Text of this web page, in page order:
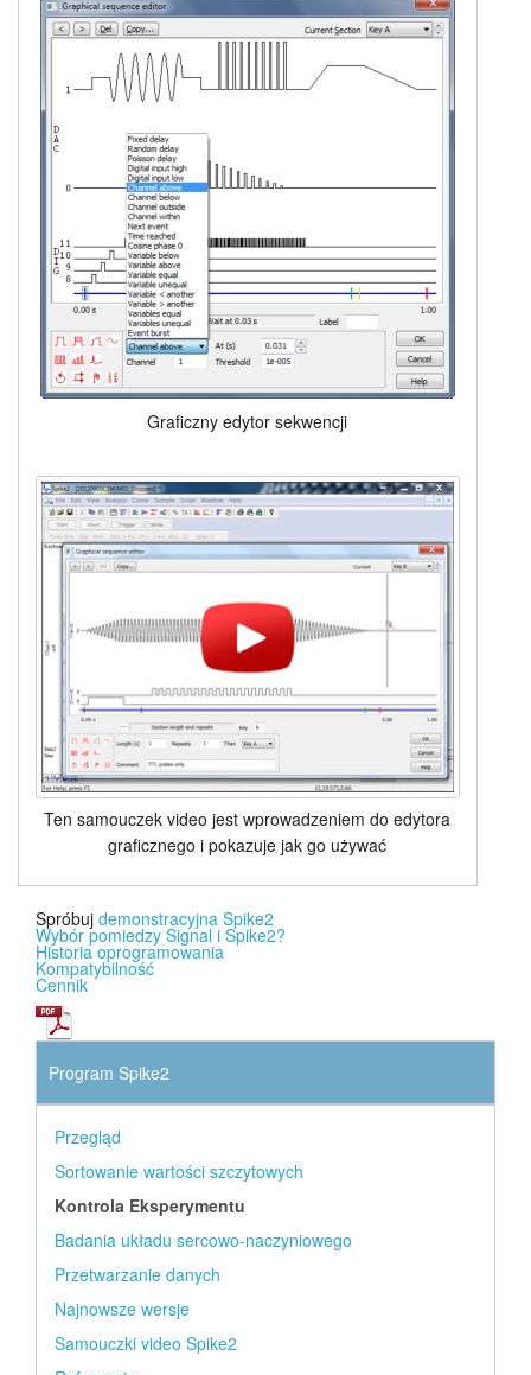
Graficzny edytor sekwencji
Ten samouczek video jest wprowadzeniem do edytora
graficznego i pokazuje jak go używać
Spróbuj demonstracyjna Spike2
Wybór pomiedzy Signal i Spike2?
Historia oprogramowania
Kompatybilność
Cennik
Program Spike2
Przegląd
Sortowanie wartości szczytowych
Kontrola Eksperymentu
Badania układu sercowo-naczyniowego
Przetwarzanie danych
Najnowsze wersje
Samouczki video Spike2